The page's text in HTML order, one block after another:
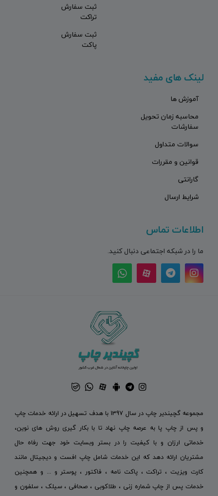
ثبت سفارش
تراکت
ثبت سفارش
پاکت
لینک های مفید
آموزش ها
محاسبه زمان تحویل
سفارشات
سوالات متداول
قوانین و مقررات
گارانتی
شرایط ارسال
اطلاعات تماس
ما را در شبکه اجتماعی دنبال کنید.
مجموعه گچیندیر چاپ در سال 1397 با هدف تسهیل در ارائه خدمات چاپ
و پس از چاپ پا به عرصه چاپ نهاد تا با بکار گیری روش های نوین،
خدماتی ارزان و با کیفیت را در بستر وبسایت خود جهت رفاه حال
مشتریان ارائه دهد که این خدمات شامل چاپ افست و دیجیتال مانند
کارت ویزیت ، تراکت ، پاکت نامه ، فاکتور ، پوستر و ... و همچنین
خدمات پس از چاپ شماره زنی ، طلاکوبی ، صحافی ، سیلک ، سلفون و